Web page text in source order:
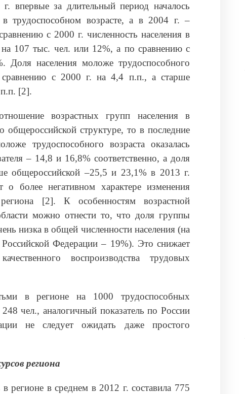
впервые за длительный период началось
в трудоспособном возрасте, а в 2004 г. –
с 2000 г. численность населения в
на 107 тыс. чел. или 12%, а по сравнению с
населения моложе трудоспособного
сравнению с 2000 г. на 4,4 п.п., а старше
п.п. [2].
возрастных групп населения в
общероссийской структуре, то в последние
трудоспособного возраста оказалась
– 14,8 и 16,8% соответственно, а доля
общероссийской –25,5 и 23,1% в 2013 г.
о более негативном характере изменения
[2]. К особенностям возрастной
можно отнести то, что доля группы
низка в общей численности населения (на
Федерации – 19%). Это снижает
воспроизводства трудовых
в регионе на 1000 трудоспособных
чел., аналогичный показатель по России
не следует ожидать даже простого
региона
регионе в среднем в 2012 г. составила 775